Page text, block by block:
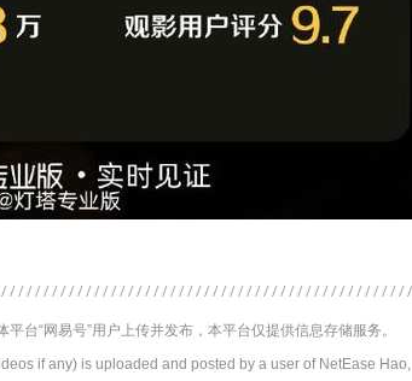
台“网易号”用户上传并发布，本平台仅提供信息存储服务。
if any) is uploaded and posted by a user of NetEase Hao,